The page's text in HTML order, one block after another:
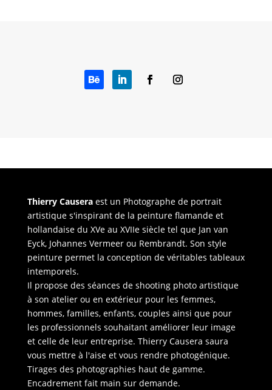
Thierry Causeraest un Photographe de portrait
artistique s'inspirant de la peinture flamande et
hollandaise du XVe au XVIIe siècle tel que Jan van
Eyck, Johannes Vermeer ou Rembrandt. Son style
peinture permet la conception de véritables tableaux
intemporels.
Il propose des séances de shooting photo artistique
à son atelier ou en extérieur pour les femmes,
hommes, familles, enfants, couples ainsi que pour
les professionnels souhaitant améliorer leur image
et celle de leur entreprise. Thierry Causera saura
vous mettre à l'aise et vous rendre photogénique.
Tirages des photographies haut de gamme.
Encadrement fait main sur demande.